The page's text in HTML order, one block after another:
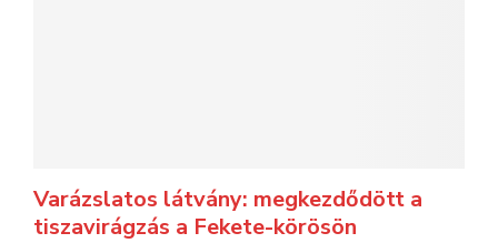
Varázslatos látvány: megkezdődött a
tiszavirágzás a Fekete-körösön